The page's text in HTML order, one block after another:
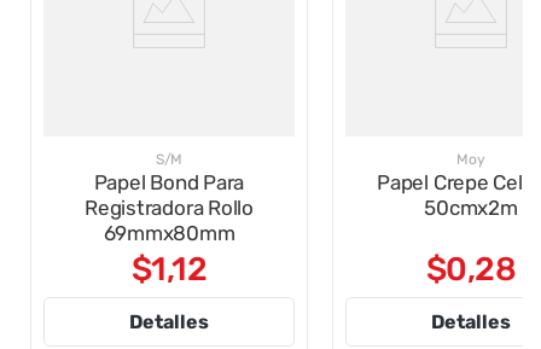
S/M
Papel Bond Para
Registradora Rollo
69mmx80mm
$1,12
Detalles
Moy
Papel Crepe
50cmx2m
$0,28
Detalles